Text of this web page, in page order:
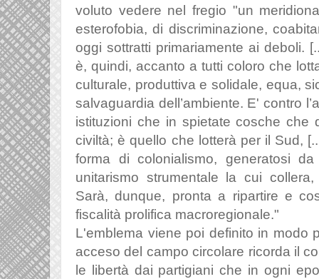
voluto vedere nel fregio "un
esterofobia, di discriminazione,
oggi sottratti primariamente ai deboli.
è, quindi, accanto a tutti coloro che
culturale, produttiva e solidale, equa,
salvaguardia dell’ambiente. E' contro
istituzioni che in spietate cosche che
civiltà; è quello che lotterà per il Sud,
forma di colonialismo, generatosi
unitarismo strumentale la cui
Sarà, dunque, pronta a ripartire e
fiscalità prolifica macroregionale."
L'emblema viene poi definito in modo
acceso del campo circolare ricorda il
le libertà dai partigiani che in ogni